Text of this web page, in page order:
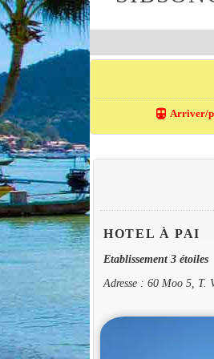
directions_transit Arriver/
HOTEL À PAI
Etablissement 3 étoiles
Adresse : 60 Moo 5, T.